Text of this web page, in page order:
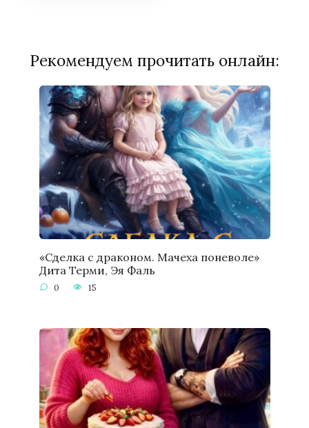
Рекомендуем прочитать онлайн:
«Сделка с драконом. Мачеха поневоле»
Дита Терми, Эя Фаль
0 15